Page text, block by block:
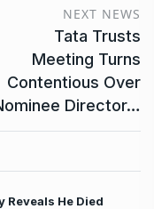
NEXT NEWS
Tata Trusts
Meeting Turns
Contentious Over
Director…
Reveals He Died